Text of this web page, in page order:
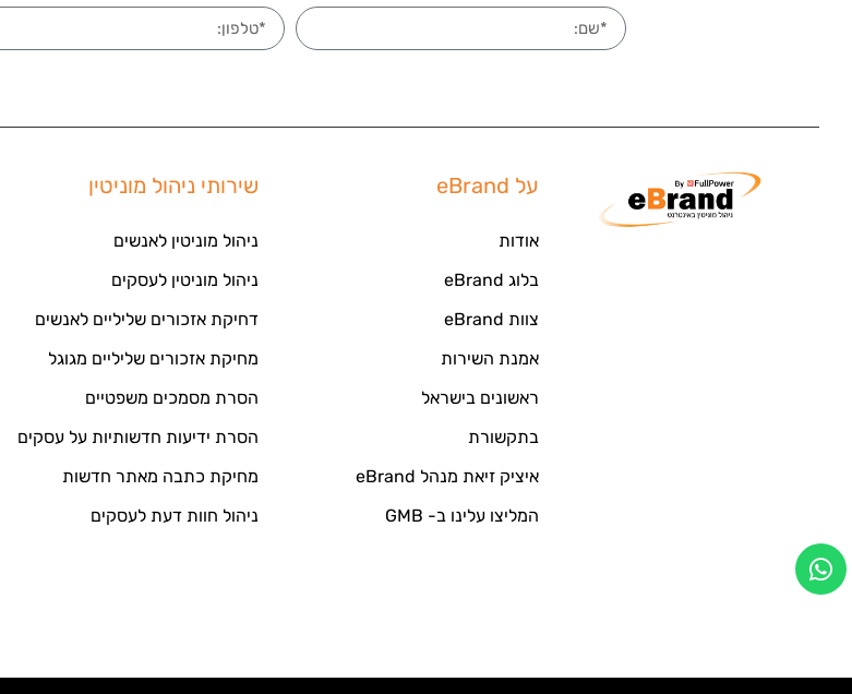
על eBrand
אודות
בלוג eBrand
צוות eBrand
אמנת השירות
ראשונים בישראל
בתקשורת
איציק זיאת מנהל eBrand
המליצו עלינו ב- GMB
שירותי ניהול מוניטין
ניהול מוניטין לאנשים
ניהול מוניטין לעסקים
דחיקת אזכורים שליליים לאנשים
מחיקת אזכורים שליליים מגוגל
הסרת מסמכים משפטיים
הסרת ידיעות חדשותיות על עסקים
מחיקת כתבה מאתר חדשות
ניהול חוות דעת לעסקים